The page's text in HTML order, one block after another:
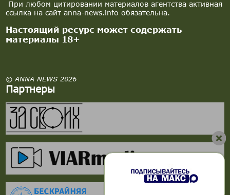
При любом цитировании материалов агентства активная
ссылка на сайт anna-news.info обязательна.
Настоящий ресурс может содержать
материалы 18+
© ANNA NEWS 2026
Партнеры